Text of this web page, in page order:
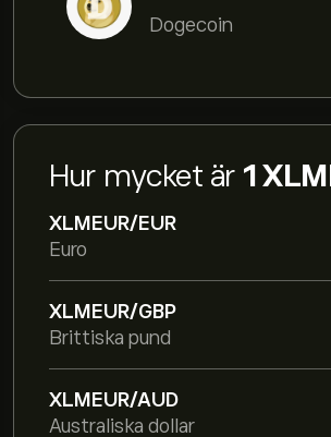
Dogecoin
Hur mycket är 1
XLMEUR/EUR
Euro
XLMEUR/GBP
Brittiska pund
XLMEUR/AUD
Australiska dollar